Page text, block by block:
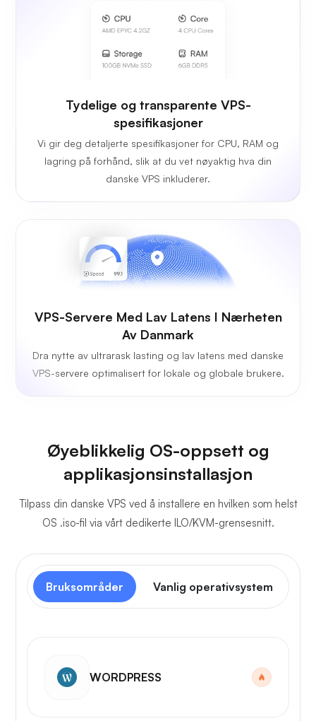
Tydelige og transparente VPS-
spesifikasjoner
Vi gir deg detaljerte spesifikasjoner for CPU, RAM og
lagring på forhånd, slik at du vet nøyaktig hva din
danske VPS inkluderer.
VPS-Servere Med Lav Latens I Nærheten
Av Danmark
Dra nytte av ultrarask lasting og lav latens med danske
VPS-servere optimalisert for lokale og globale brukere.
Øyeblikkelig OS-oppsett og
applikasjonsinstallasjon
Tilpass din danske VPS ved å installere en hvilken som helst
OS .iso-fil via vårt dedikerte ILO/KVM-grensesnitt.
Bruksområder Vanlig operativsystem
WORDPRESS